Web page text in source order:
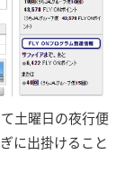
土曜日の夜行便
に出掛けること